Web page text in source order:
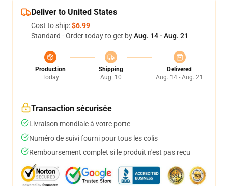
Deliver to United States
Cost to ship:$6.99
Standard - Order today to get byAug. 14 - Aug. 21
Production
Today
Shipping
Aug. 10
Delivered
Aug. 14 - Aug. 21
Transaction sécurisée
Livraison mondiale à votre porte
Numéro de suivi fourni pour tous les colis
Remboursement complet si le produit n'est pas reçu